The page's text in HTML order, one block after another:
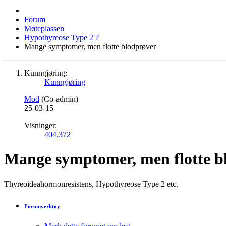
Forum
Møteplassen
Hypothyreose Type 2 ?
Mange symptomer, men flotte blodprøver
Kunngjøring:
Kunngjøring
Mod (Co-admin)
25-03-15
Visninger:
404,372
Mange symptomer, men flotte
Thyreoideahormonresistens, Hypothyreose Type 2 etc.
Forumverktøy